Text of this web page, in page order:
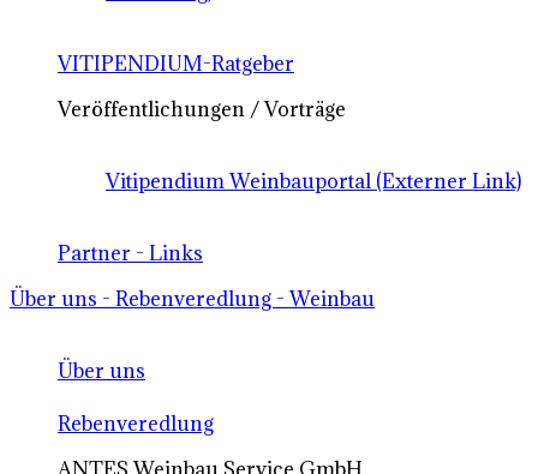
VITIPENDIUM-Ratgeber
Veröffentlichungen / Vorträge
Vitipendium Weinbauportal (Externer Link)
Partner - Links
Über uns - Rebenveredlung - Weinbau
Über uns
Rebenveredlung